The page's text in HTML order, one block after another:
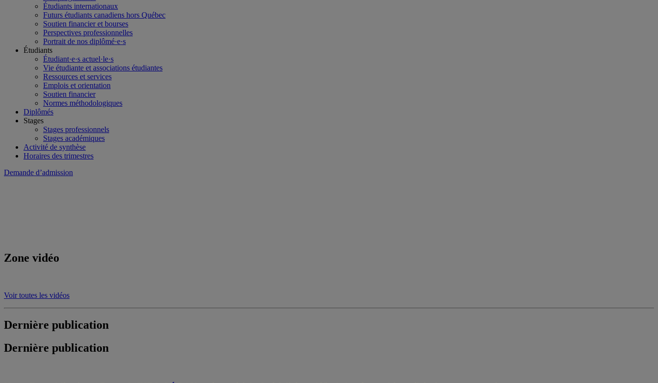
Étudiants internationaux
Futurs étudiants canadiens hors Québec
Soutien financier et bourses
Perspectives professionnelles
Portrait de nos diplômé·e·s
Étudiants
Étudiant·e·s actuel·le·s
Vie étudiante et associations étudiantes
Ressources et services
Emplois et orientation
Soutien financier
Normes méthodologiques
Diplômés
Stages
Stages professionnels
Stages académiques
Activité de synthèse
Horaires des trimestres
Demande d’admission
Zone vidéo
Voir toutes les vidéos
Dernière publication
Dernière publication